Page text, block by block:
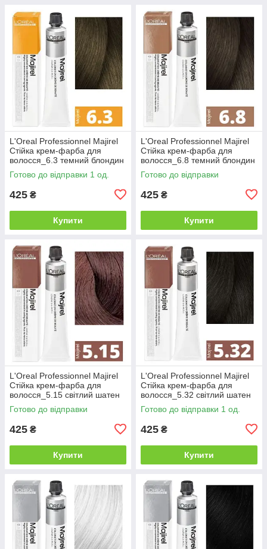
L'Oreal Professionnel Majirel
Стійка крем-фарба для
волосся_6.3 темний блондин
золотистий 50мл
Готово до відправки 1 од.
425 ₴
Купити
L'Oreal Professionnel Majirel
Стійка крем-фарба для
волосся_6.8 темний блондин
мокка 50мл
Готово до відправки
425 ₴
Купити
L'Oreal Professionnel Majirel
Стійка крем-фарба для
волосся_5.15 світлий шатен
попелястий махагоновий
50мл
Готово до відправки
425 ₴
Купити
L'Oreal Professionnel Majirel
Стійка крем-фарба для
волосся_5.32 світлий шатен
золотистий перламутровий
50мл
Готово до відправки 1 од.
425 ₴
Купити